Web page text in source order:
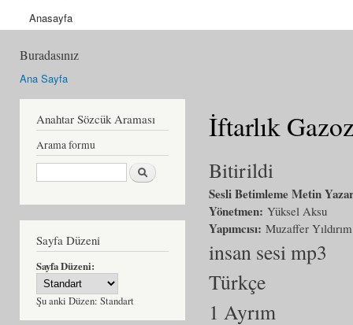
Anasayfa
Buradasınız
Ana Sayfa
Anahtar Sözcük Araması
Arama formu
Ara
Sayfa Düzeni
Sayfa Düzeni:
Şu anki Düzen: Standart
İftarlık
Bitirildi
Sesli Betimleme Metin
Yönetmen: Yüksel Aksu
Yapımcısı: Muzaffer Yıldırım
insan sesi mp3
Türkçe
1 Ayrım